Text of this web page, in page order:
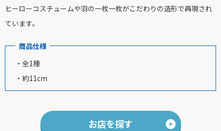
ヒーローコスチュームや羽の一枚一枚がこだわりの造形で再現され
ています。
商品仕様
・全1種
・約11cm
お店を探す